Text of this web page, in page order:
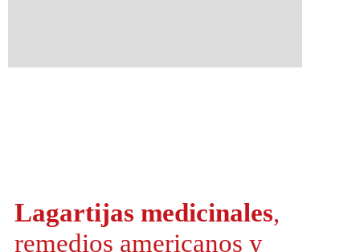
Lagartijas medicinales,
remedios americanos y